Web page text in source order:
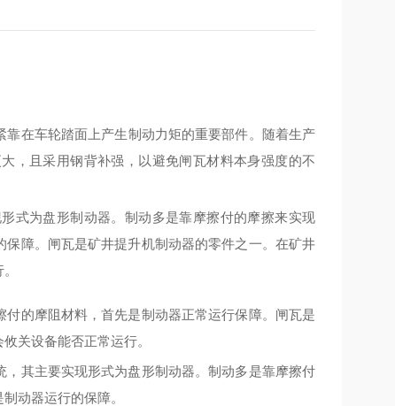
在车轮踏面上产生制动力矩的重要部件。随着生产
，且采用钢背补强，以避免闸瓦材料本身强度的不
式为盘形制动器。制动多是靠摩擦付的摩擦来实现
障。闸瓦是矿井提升机制动器的零件之一。在矿井
的摩阻材料，首先是制动器正常运行保障。闸瓦是
关设备能否正常运行。
其主要实现形式为盘形制动器。制动多是靠摩擦付
动器运行的保障。